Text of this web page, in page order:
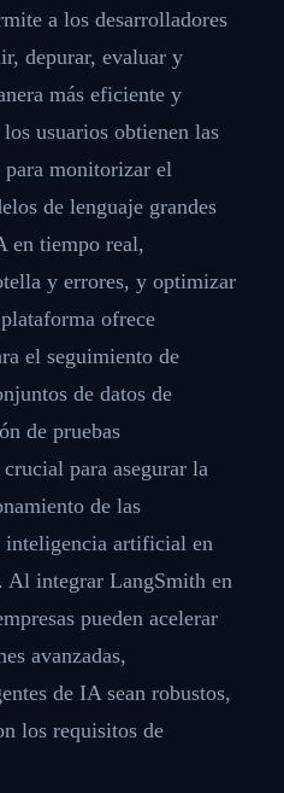
a los desarrolladores
depurar, evaluar y
más eficiente y
usuarios obtienen las
para monitorizar el
de lenguaje grandes
en tiempo real,
y errores, y optimizar
ofrece
el seguimiento de
de datos de
de pruebas
para asegurar la
de las
inteligencia artificial en
Al integrar LangSmith en
pueden acelerar
avanzadas,
de IA sean robustos,
los requisitos de